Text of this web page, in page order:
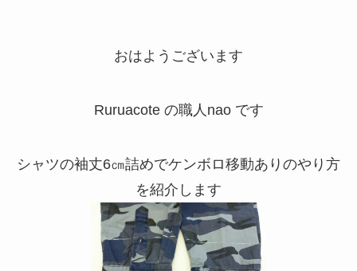
おはようございます
Ruruacote の職人nao です
シャツの袖丈6㎝詰めでケンボロ移動ありのやり方
を紹介します